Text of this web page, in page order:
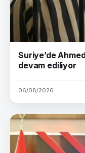
Suriye’de
devam ediliyor
06/08/2026